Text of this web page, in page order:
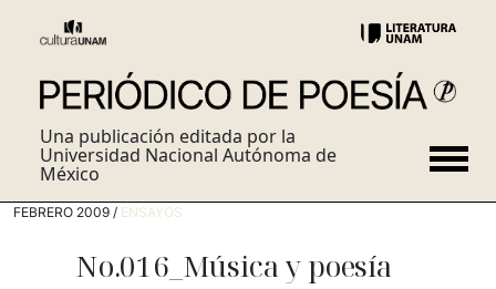
Una publicación editada por la
Universidad Nacional Autónoma de
México
FEBRERO 2009 / ENSAYOS
No.016_Música y poesía